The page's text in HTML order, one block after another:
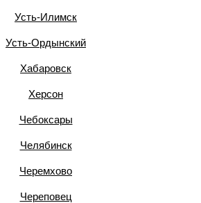
Усть-Илимск
Усть-Ордынский
Хабаровск
Херсон
Чебоксары
Челябинск
Черемхово
Череповец